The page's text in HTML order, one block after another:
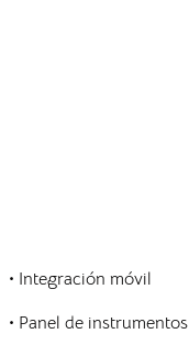
• Integración móvil
• Panel de instrumentos